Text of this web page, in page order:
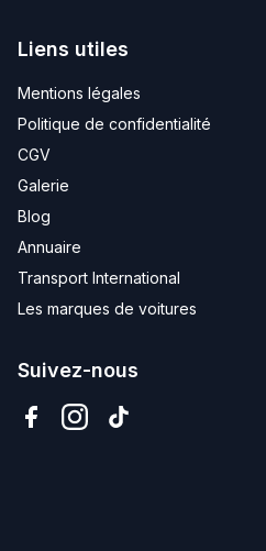
Liens utiles
Mentions légales
Politique de confidentialité
CGV
Galerie
Blog
Annuaire
Transport International
Les marques de voitures
Suivez-nous